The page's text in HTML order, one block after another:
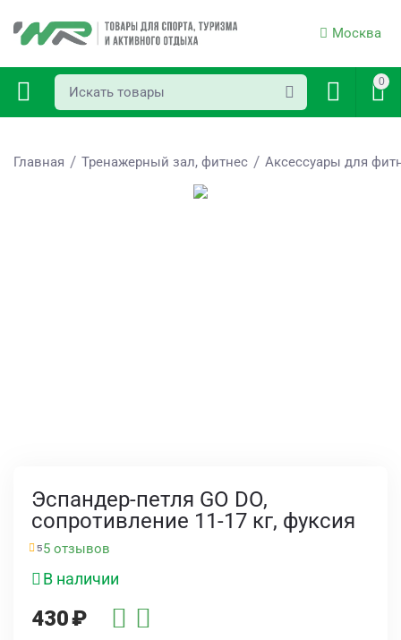
Москва
0
Главная / Тренажерный зал, фитнес / Аксессуары для
Эспандер-петля GO DO,
сопротивление 11-17 кг, фуксия
55 отзывов
В наличии
430₽